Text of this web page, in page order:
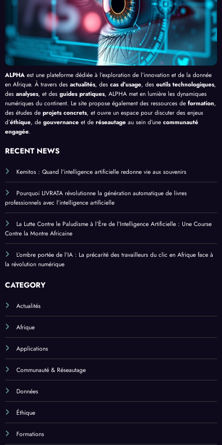
Afriq
ue
ui
ALPHA est une plateforme dédiée à l’exploration de l’innovation et de la donnée
en Afrique. À travers des actualités, des cas d’usage, des outils technologiques,
des analyses, et des guides pratiques, ALPHA met en lumière les dynamiques
numériques du continent. Le site propose également des ressources de formation,
des études de projets concrets, et ouvre un espace pour discuter des enjeux
d’éthique, de gouvernance et de réseautage au sein d’une communauté
engagée.
RECENT NEWS
Kemitos : Quand l’intelligence artificielle redonne vie aux souvenirs
Pourquoi LIVRATA révolutionne la génération automatique de livres
professionnels avec l’intelligence artificielle
La Lutte Contre le Paludisme à l’Ère de l’Intelligence Artificielle : Une Course
Contre la Montre Africaine
L’ombre portée de l’IA : La précarité des travailleurs du clic en Afrique face à
la révolution numérique
CATEGORY
Actualités
Afrique
Applications
Communauté & Réseautage
Données
Éthique
Formations